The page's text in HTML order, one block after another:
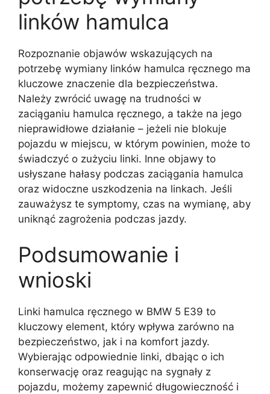
linków hamulca
Rozpoznanie objawów wskazujących na
potrzebę wymiany linków hamulca ręcznego ma
kluczowe znaczenie dla bezpieczeństwa.
Należy zwrócić uwagę na trudności w
zaciąganiu hamulca ręcznego, a także na jego
nieprawidłowe działanie – jeżeli nie blokuje
pojazdu w miejscu, w którym powinien, może to
świadczyć o zużyciu linki. Inne objawy to
usłyszane hałasy podczas zaciągania hamulca
oraz widoczne uszkodzenia na linkach. Jeśli
zauważysz te symptomy, czas na wymianę, aby
uniknąć zagrożenia podczas jazdy.
Podsumowanie i
wnioski
Linki hamulca ręcznego w BMW 5 E39 to
kluczowy element, który wpływa zarówno na
bezpieczeństwo, jak i na komfort jazdy.
Wybierając odpowiednie linki, dbając o ich
konserwację oraz reagując na sygnały z
pojazdu, możemy zapewnić długowieczność i